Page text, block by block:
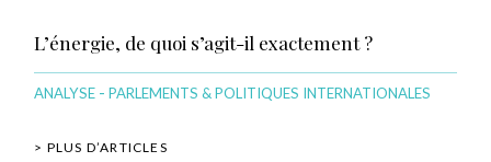
L’énergie, de quoi s’agit-il exactement ?
ANALYSE -PARLEMENTS & POLITIQUES INTERNATIONALES
> PLUS D’ARTICLES